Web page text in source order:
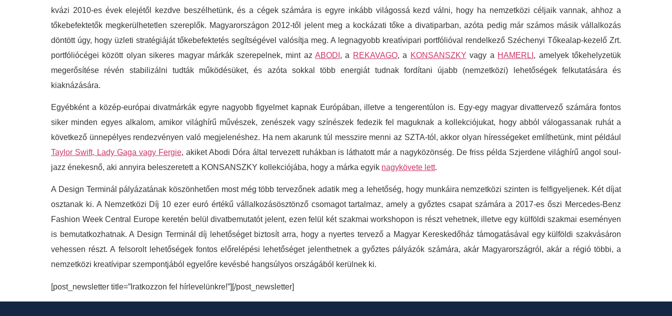
kvázi 2010-es évek elejétől kezdve beszélhetünk, és a cégek számára is egyre inkább világossá kezd válni, hogy ha nemzetközi céljaik vannak, ahhoz a
tőkebefektetők megkerülhetetlen szereplők. Magyarországon 2012-től jelent meg a kockázati tőke a divatiparban, azóta pedig már számos másik vállalkozás
döntött úgy, hogy üzleti stratégiáját tőkebefektetés segítségével valósítja meg. A legnagyobb kreatívipari portfólióval rendelkező Széchenyi Tőkealap-kezelő Zrt.
portfóliócégei között olyan sikeres magyar márkák szerepelnek, mint az ABODI , a REKAVAGO, a KONSANSZKY vagy a HAMERLI , amelyek tőkehelyzetük
megerősítése révén stabilizálni tudták működésüket, és azóta sokkal több energiát tudnak fordítani újabb (nemzetközi) lehetőségek felkutatására és
kiaknázására.
Egyébként a közép-európai divatmárkák egyre nagyobb figyelmet kapnak Európában, illetve a tengerentúlon is. Egy-egy magyar divattervező számára fontos
siker minden egyes alkalom, amikor világhírű művészek, zenészek vagy színészek fedezik fel maguknak a kollekciójukat, hogy abból válogassanak ruhát a
következő ünnepélyes rendezvényen való megjelenéshez. Ha nem akarunk túl messzire menni az SZTA-tól, akkor olyan hírességeket említhetünk, mint például
Taylor Swift, Lady Gaga vagy Fergie, akiket Abodi Dóra által tervezett ruhákban is láthatott már a nagyközönség. De friss példa Szjerdene világhírű angol soul-
jazz énekesnő, aki annyira beleszeretett a KONSANSZKY kollekciójába, hogy a márka egyik nagykövete lett.
A Design Terminál pályázatának köszönhetően most még több tervezőnek adatik meg a lehetőség, hogy munkáira nemzetközi szinten is felfigyeljenek. Két díjat
osztanak ki. A Nemzetközi Díj 10 ezer euró értékű vállalkozásösztönző csomagot tartalmaz, amely a győztes csapat számára a 2017-es őszi Mercedes-Benz
Fashion Week Central Europe keretén belül divatbemutatót jelent, ezen felül két szakmai workshopon is részt vehetnek, illetve egy külföldi szakmai eseményen
is bemutatkozhatnak. A Design Terminál díj lehetőséget biztosít arra, hogy a nyertes tervező a Magyar Kereskedőház támogatásával egy külföldi szakvásáron
vehessen részt. A felsorolt lehetőségek fontos előrelépési lehetőséget jelenthetnek a győztes pályázók számára, akár Magyarországról, akár a régió többi, a
nemzetközi kreatívipar szempontjából egyelőre kevésbé hangsúlyos országából kerülnek ki.
[post_newsletter title=”Iratkozzon fel hírlevelünkre!”][/post_newsletter]